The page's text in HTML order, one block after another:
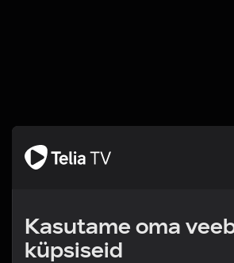
Kasutame oma
küpsiseid